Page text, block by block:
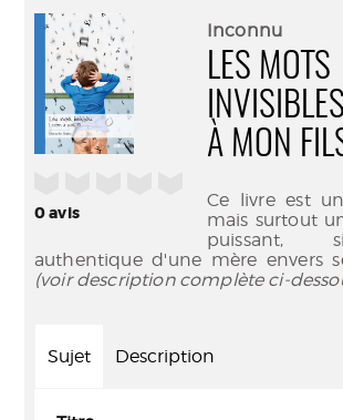
0avis
Inconnu
LES MOTS
À MON
Ce livre est
mais surtout
puissant,
authentique d'une mère envers
(voir description complète ci-
Sujet Description